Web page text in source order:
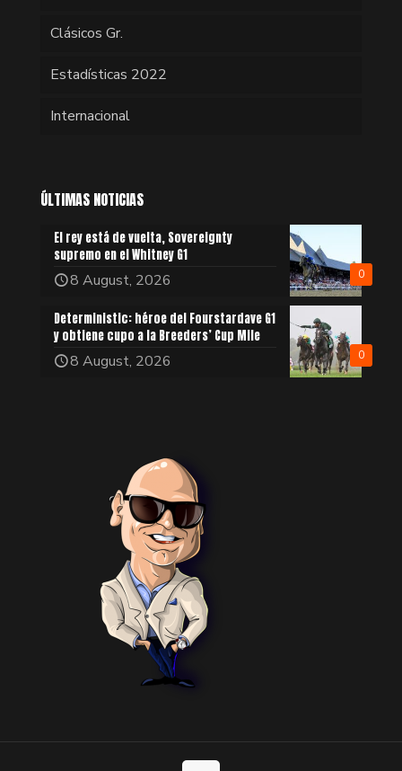
Clásicos Gr.
Estadísticas 2022
Internacional
ÚLTIMAS NOTICIAS
0
El rey está de vuelta, Sovereignty
supremo en el Whitney G1
8 August, 2026
0
Deterministic: héroe del Fourstardave G1
y obtiene cupo a la Breeders’ Cup Mile
8 August, 2026